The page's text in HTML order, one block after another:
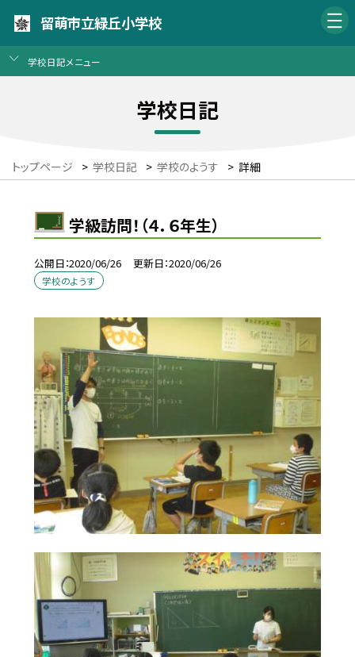
留萌市立緑丘小学校
学校日記メニュー
学校日記
トップページ > 学校日記 > 学校のようす > 詳細
学級訪問！（４．６年生）
公開日 2020/06/26 更新日 2020/06/26
学校のようす